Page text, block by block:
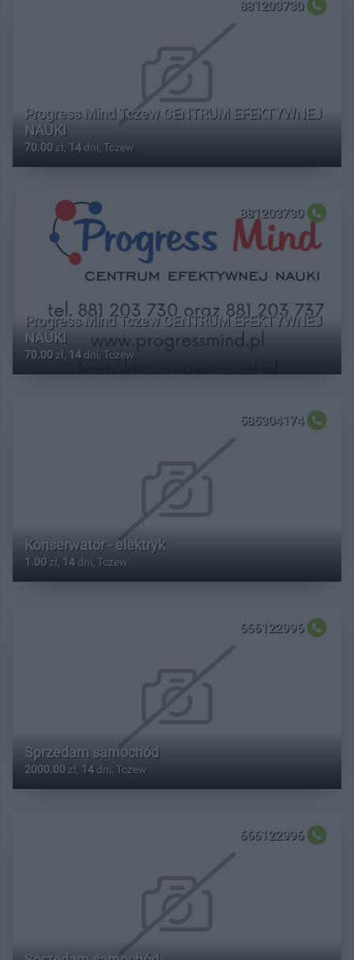
881203730
Progress Mind Tczew CENTRUM EFEKTYWNEJ
NAUKI
70.00 zł, 14dni, Tczew
881203730
Progress Mind Tczew CENTRUM EFEKTYWNEJ
NAUKI
70.00 zł, 14dni, Tczew
585304174
Konserwator - elektryk
1.00 zł, 14dni, Tczew
666122996
Sprzedam samochód
2000.00 zł, 14dni, Tczew
666122996